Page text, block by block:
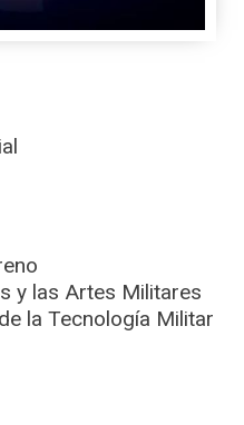
y las Artes Militares
la Tecnología Militar